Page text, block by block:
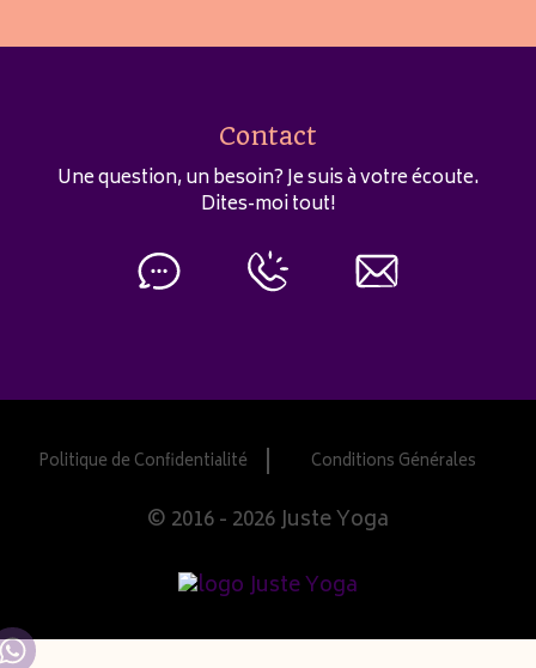
Contact
Une question, un besoin? Je suis à votre écoute.
Dites-moi tout!
Politique de Confidentialité Conditions Générales
© 2016 - 2026 Juste Yoga